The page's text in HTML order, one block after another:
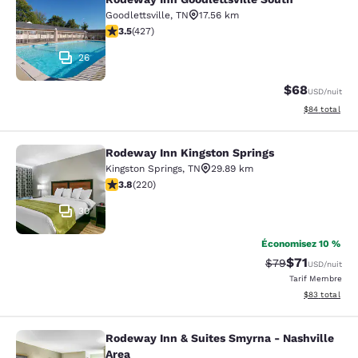
Rodeway Inn Goodlettsville South
26
Goodlettsville, TN
17.56 km
3.46 étoiles. Bien. 427 commentaires
3.5(427)
$68USD/nuit
Afficher les
$84 total
Rodeway Inn Kingston Springs
30
Rodeway Inn Kingston Springs
Kingston Springs, TN
29.89 km
3.81 étoiles. Bien. 220 commentaires
3.8(220)
Économisez 10 %
Tarif barré :
$79Tarif réduit :
$71USD/nuit
Tarif Membre
Afficher les
$83 total
Rodeway Inn & Suites Smyrna -
Rodeway Inn & Suites Smyrna - Nashville
Area